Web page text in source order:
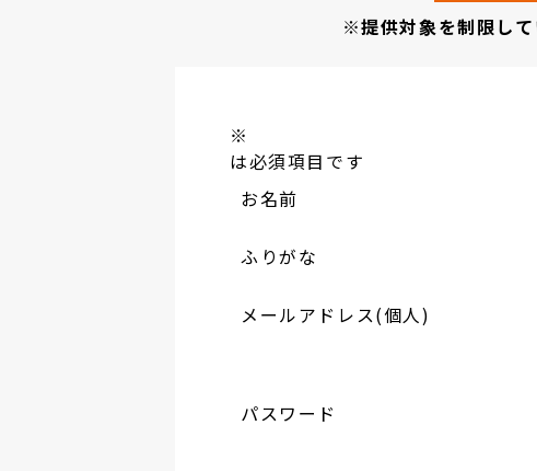
※提供対象を制限して
※
は必須項目です
お名前
ふりがな
メールアドレス(個人)
パスワード